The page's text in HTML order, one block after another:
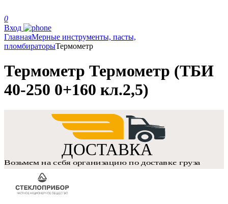
0
Вход
ГлавнаяМерные инструменты, пасты,
пломбираторыТермометр
Термометр Термометр (ТБИ
40-250 0+160 кл.2,5)